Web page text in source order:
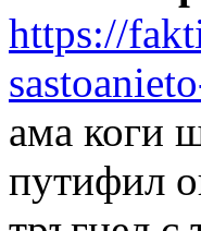
https://
ама коги
путифил